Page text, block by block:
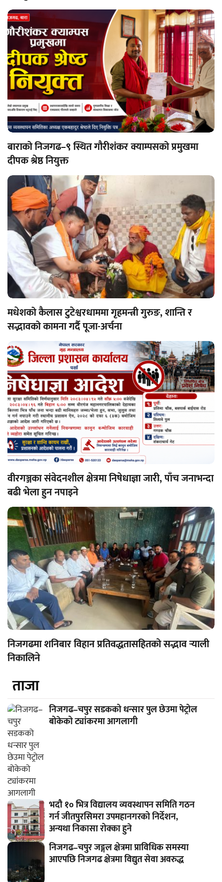
रोक्का हुने
बाराको निजगढ–९ स्थित गौरीशंकर क्याम्पसको प्रमुखमा
दीपक श्रेष्ठ नियुक्त
मधेशको कैलास टुटेश्वरधाममा गृहमन्त्री गुरुङ, शान्ति र
सद्भावको कामना गर्दै पूजा-अर्चना
वीरगञ्जका संवेदनशील क्षेत्रमा निषेधाज्ञा जारी, पाँच जनाभन्दा
बढी भेला हुन नपाइने
निजगढमा शनिबार विहान प्रतिवद्धतासहितको सद्भाव र्‍याली
निकालिने
ताजा
निजगढ–चपुर सडकको धन्सार पुल छेउमा पेट्रोल
बोकेको ट्यांकरमा आगलागी
भदौ १० भित्र विद्यालय व्यवस्थापन समिति गठन
गर्न जीतपुरसिमरा उपमहानगरको निर्देशन,
अन्यथा निकासा रोक्का हुने
निजगढ–चपुर जङ्गल क्षेत्रमा प्राविधिक समस्या
आएपछि निजगढ क्षेत्रमा विद्युत सेवा अवरुद्ध